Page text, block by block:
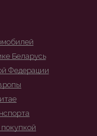
Беларусь
Федерации